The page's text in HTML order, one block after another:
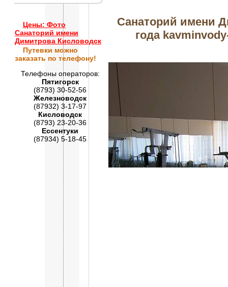
Цены: Фото
Санаторий имени
Димитрова Кисловодск
Путевки можно
заказать по телефону!
Телефоны операторов:
Пятигорск
(8793) 30-52-56
Железноводск
(87932) 3-17-97
Кисловодск
(8793) 23-20-36
Ессентуки
(87934) 5-18-45
Санаторий имени
года